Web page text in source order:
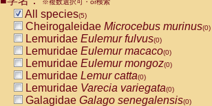
※複数選択可・or検索
All species(5)
Cheirogaleidae Microcebus murinus(0)
Lemuridae Eulemur fulvus(0)
Lemuridae Eulemur macaco(0)
Lemuridae Eulemur mongoz(0)
Lemuridae Lemur catta(0)
Lemuridae Varecia variegata(0)
Galagidae Galago senegalensis(0)